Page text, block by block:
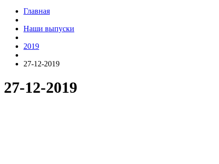
Главная
Наши выпуски
2019
27-12-2019
27-12-2019